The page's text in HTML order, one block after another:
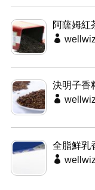
阿薩姆紅
wellwiz
決明子香
wellwiz
全脂鮮乳
wellwiz